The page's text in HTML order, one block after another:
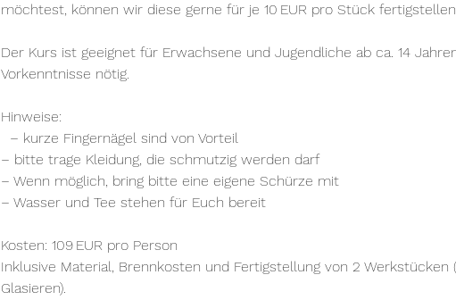
möchtest, können wir diese gerne für je 10 EUR pro Stück
Der Kurs ist geeignet für Erwachsene und Jugendliche ab ca. 14
Vorkenntnisse nötig.
Hinweise:
– kurze Fingernägel sind von Vorteil
– bitte trage Kleidung, die schmutzig werden darf
– Wenn möglich, bring bitte eine eigene Schürze mit
– Wasser und Tee stehen für Euch bereit
Kosten: 109 EUR pro Person
Inklusive Material, Brennkosten und Fertigstellung von 2 Werkstücken
Glasieren).